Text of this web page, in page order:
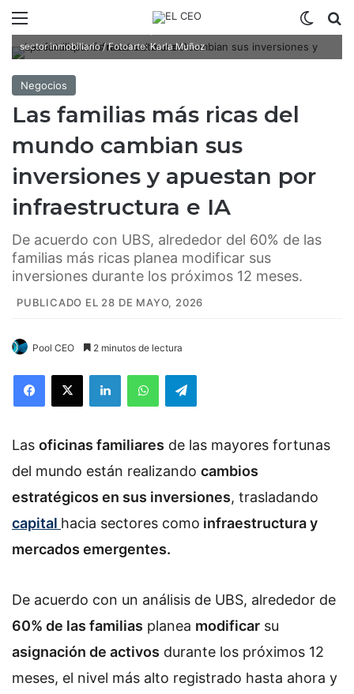
sector inmobiliario / Fotoarte: Karla Muñoz
Negocios
Las familias más ricas del
mundo cambian sus
inversiones y apuestan por
infraestructura e IA
De acuerdo con UBS, alrededor del 60% de las
familias más ricas planea modificar sus
inversiones durante los próximos 12 meses.
PUBLICADO EL 28 DE MAYO, 2026
Pool CEO 2 minutos de lectura
Las oficinas familiares de las mayores fortunas
del mundo están realizando cambios
estratégicos en sus inversiones, trasladando
capital hacia sectores como infraestructura y
mercados emergentes.
De acuerdo con un análisis de UBS, alrededor de
60% de las familias planea modificar su
asignación de activos durante los próximos 12
meses, el nivel más alto registrado hasta ahora y